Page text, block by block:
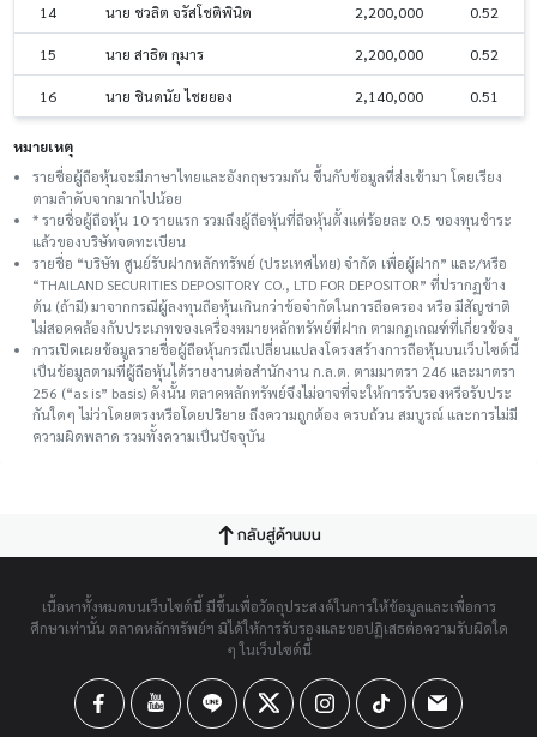
14 นาย ชวลิต จรัสโชติพินิต 2,200,000 0.52
15 นาย สาธิต กุมาร 2,200,000 0.52
16 นาย ชินดนัย ไชยยอง 2,140,000 0.51
หมายเหตุ
รายชื่อผู้ถือหุ้นจะมีภาษาไทยและอังกฤษรวมกัน ขึ้นกับข้อมูลที่ส่งเข้ามา โดยเรียง
ตามลำดับจากมากไปน้อย
* รายชื่อผู้ถือหุ้น 10 รายแรก รวมถึงผู้ถือหุ้นที่ถือหุ้นตั้งแต่ร้อยละ 0.5 ของทุนชําระ
แล้วของบริษัทจดทะเบียน
รายชื่อ “บริษัท ศูนย์รับฝากหลักทรัพย์ (ประเทศไทย) จำกัด เพื่อผู้ฝาก” และ/หรือ
“THAILAND SECURITIES DEPOSITORY CO., LTD FOR DEPOSITOR” ที่ปรากฏข้าง
ต้น (ถ้ามี) มาจากกรณีผู้ลงทุนถือหุ้นเกินกว่าข้อจำกัดในการถือครอง หรือ มีสัญชาติ
ไม่สอดคล้องกับประเภทของเครื่องหมายหลักทรัพย์ที่ฝาก ตามกฎเกณฑ์ที่เกี่ยวข้อง
การเปิดเผยข้อมูลรายชื่อผู้ถือหุ้นกรณีเปลี่ยนแปลงโครงสร้างการถือหุ้นบนเว็บไซต์นี้
เป็นข้อมูลตามที่ผู้ถือหุ้นได้รายงานต่อสำนักงาน ก.ล.ต. ตามมาตรา 246 และมาตรา
256 (“as is” basis) ดังนั้น ตลาดหลักทรัพย์จึงไม่อาจที่จะให้การรับรองหรือรับประ
กันใดๆ ไม่ว่าโดยตรงหรือโดยปริยาย ถึงความถูกต้อง ครบถ้วน สมบูรณ์ และการไม่มี
ความผิดพลาด รวมทั้งความเป็นปัจจุบัน
กลับสู่ด้านบน
เนื้อหาทั้งหมดบนเว็บไซต์นี้ มีขึ้นเพื่อวัตถุประสงค์ในการให้ข้อมูลและเพื่อการ
ศึกษาเท่านั้น ตลาดหลักทรัพย์ฯ มิได้ให้การรับรองและขอปฏิเสธต่อความรับผิดใด
ๆ ในเว็บไซต์นี้